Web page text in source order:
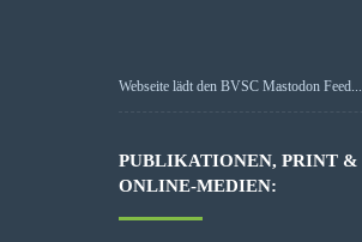
Webseite lädt den BVSC Mastodon Feed...
PUBLIKATIONEN, PRINT &
ONLINE-MEDIEN: